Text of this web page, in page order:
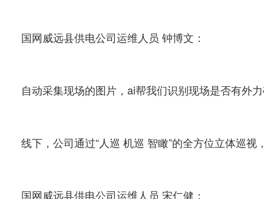
国网威远县供电公司运维人员 钟博文：
自动采集现场的图片，ai帮我们识别现场是否有外
线下，公司通过“人巡 机巡 智瞰”的全方位立体巡
国网威远县供电公司运维人员 宋仁健：